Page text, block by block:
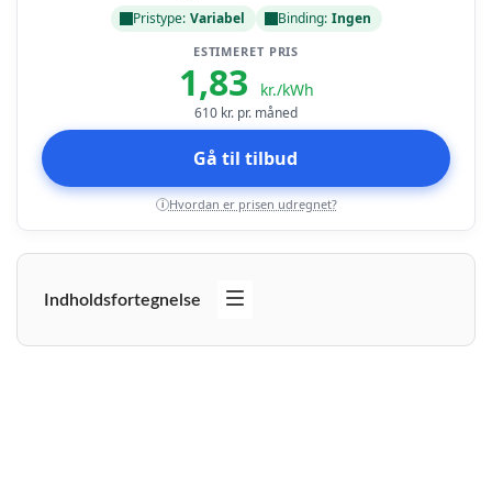
Pristype: Variabel Binding: Ingen
ESTIMERET PRIS
1,83 kr./kWh
610 kr. pr. måned
Gå til tilbud
i Hvordan er prisen udregnet?
Indholdsfortegnelse